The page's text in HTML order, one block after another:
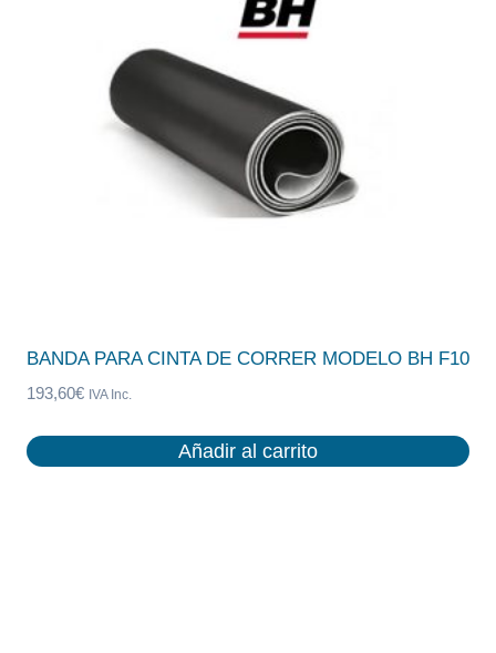
BANDA PARA CINTA DE CORRER MODELO BH F10
193,60€ IVA Inc.
Añadir al carrito